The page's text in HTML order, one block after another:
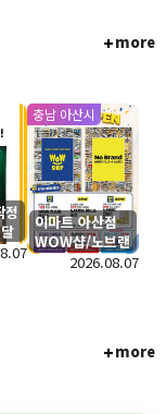
more
정
이마트 아산점
WOW샵/노브랜
드 신규 OPEN
충남 아산시
2026.08.07
more